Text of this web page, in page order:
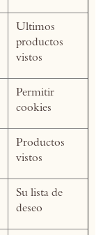
Ultimos
productos
vistos
Permitir
cookies
Productos
vistos
Su lista de
deseo